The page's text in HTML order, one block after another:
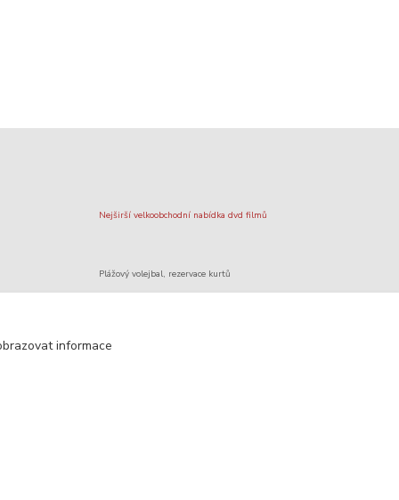
Nejširší velkoobchodní nabídka dvd filmů
Plážový volejbal, rezervace kurtů
informace